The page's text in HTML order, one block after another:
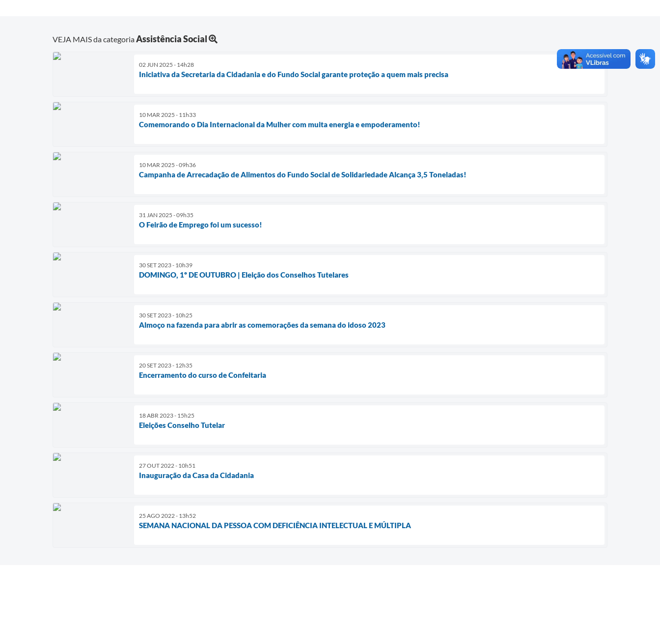
VEJA MAIS da categoriaAssistência Social
02 JUN 2025 - 14h28
Iniciativa da Secretaria da Cidadania e do Fundo Social garante proteção a quem mais precisa
10 MAR 2025 - 11h33
Comemorando o Dia Internacional da Mulher com muita energia e empoderamento!
10 MAR 2025 - 09h36
Campanha de Arrecadação de Alimentos do Fundo Social de Solidariedade Alcança 3,5 Toneladas!
31 JAN 2025 - 09h35
O Feirão de Emprego foi um sucesso!
30 SET 2023 - 10h39
DOMINGO, 1º DE OUTUBRO | Eleição dos Conselhos Tutelares
30 SET 2023 - 10h25
Almoço na fazenda para abrir as comemorações da semana do idoso 2023
20 SET 2023 - 12h35
Encerramento do curso de Confeitaria
18 ABR 2023 - 15h25
Eleições Conselho Tutelar
27 OUT 2022 - 10h51
Inauguração da Casa da Cidadania
25 AGO 2022 - 13h52
SEMANA NACIONAL DA PESSOA COM DEFICIÊNCIA INTELECTUAL E MÚLTIPLA